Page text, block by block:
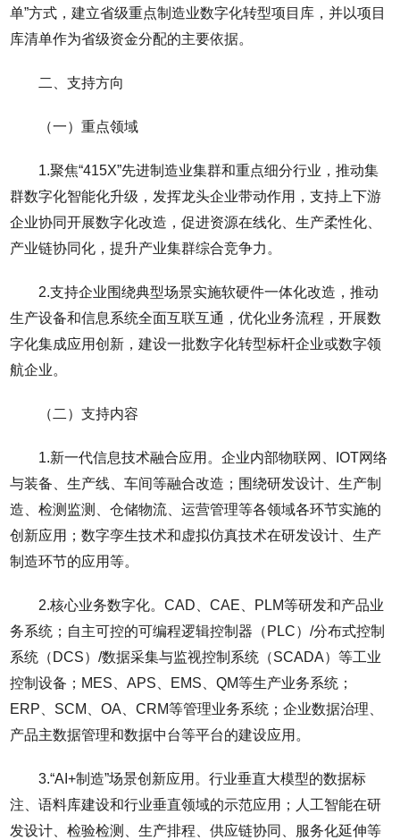
单”方式，建立省级重点制造业数字化转型项目库，并以项目
库清单作为省级资金分配的主要依据。
二、支持方向
（一）重点领域
1.聚焦“415X”先进制造业集群和重点细分行业，推动集
群数字化智能化升级，发挥龙头企业带动作用，支持上下游
企业协同开展数字化改造，促进资源在线化、生产柔性化、
产业链协同化，提升产业集群综合竞争力。
2.支持企业围绕典型场景实施软硬件一体化改造，推动
生产设备和信息系统全面互联互通，优化业务流程，开展数
字化集成应用创新，建设一批数字化转型标杆企业或数字领
航企业。
（二）支持内容
1.新一代信息技术融合应用。企业内部物联网、IOT网络
与装备、生产线、车间等融合改造；围绕研发设计、生产制
造、检测监测、仓储物流、运营管理等各领域各环节实施的
创新应用；数字孪生技术和虚拟仿真技术在研发设计、生产
制造环节的应用等。
2.核心业务数字化。CAD、CAE、PLM等研发和产品业
务系统；自主可控的可编程逻辑控制器（PLC）/分布式控制
系统（DCS）/数据采集与监视控制系统（SCADA）等工业
控制设备；MES、APS、EMS、QM等生产业务系统；
ERP、SCM、OA、CRM等管理业务系统；企业数据治理、
产品主数据管理和数据中台等平台的建设应用。
3.“AI+制造”场景创新应用。行业垂直大模型的数据标
注、语料库建设和行业垂直领域的示范应用；人工智能在研
发设计、检验检测、生产排程、供应链协同、服务化延伸等